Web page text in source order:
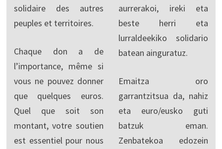
solidaire des autres
peuples et territoires.
Chaque don a de
l’importance, même si
vous ne pouvez donner
que quelques euros.
Quel que soit son
montant, votre soutien
est essentiel pour nous
aurrerakoi, ireki eta
beste herri eta
lurraldeekiko solidario
batean ainguratuz.
Emaitza oro
garrantzitsua da, nahiz
eta euro/eusko guti
batzuk eman.
Zenbatekoa edozein